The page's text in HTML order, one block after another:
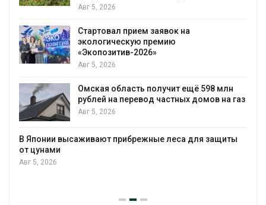
Авг 5, 2026
Стартовал прием заявок на
экологическую премию
«Экопозитив-2026»
Авг 5, 2026
Омская область получит ещё 598 млн
рублей на перевод частных домов на газ
Авг 5, 2026
В Японии высаживают прибрежные леса для защиты
от цунами
Авг 5, 2026